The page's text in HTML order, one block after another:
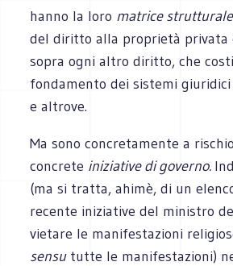
hanno la loro matrice strutturale
del diritto alla proprietà privata
sopra ogni altro diritto, che
fondamento dei sistemi
e altrove.
Ma sono concretamente a
concrete iniziative di governo.
(ma si tratta, ahimè, di un
recente iniziative del ministro
vietare le manifestazioni
sensututte le manifestazioni)